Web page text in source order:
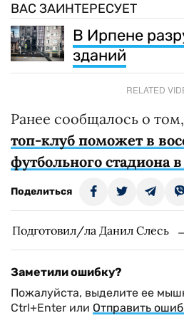
ВАС ЗАИНТЕРЕСУЕТ
В Ирпене
зданий
RELATED
Ранее сообщалось о
топ-клуб поможет в
футбольного стадиона
Поделиться
Подготовил/ла Данил Слесь
Заметили ошибку?
Пожалуйста, выделите ее
Ctrl+Enter или Отправить